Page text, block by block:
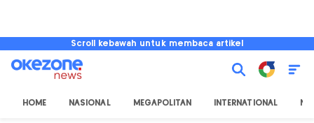
Scroll kebawah untuk membaca artikel
HOME NASIONAL MEGAPOLITAN INTERNATIONAL